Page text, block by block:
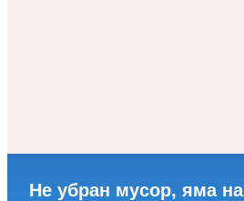
Не убран мусор, яма на